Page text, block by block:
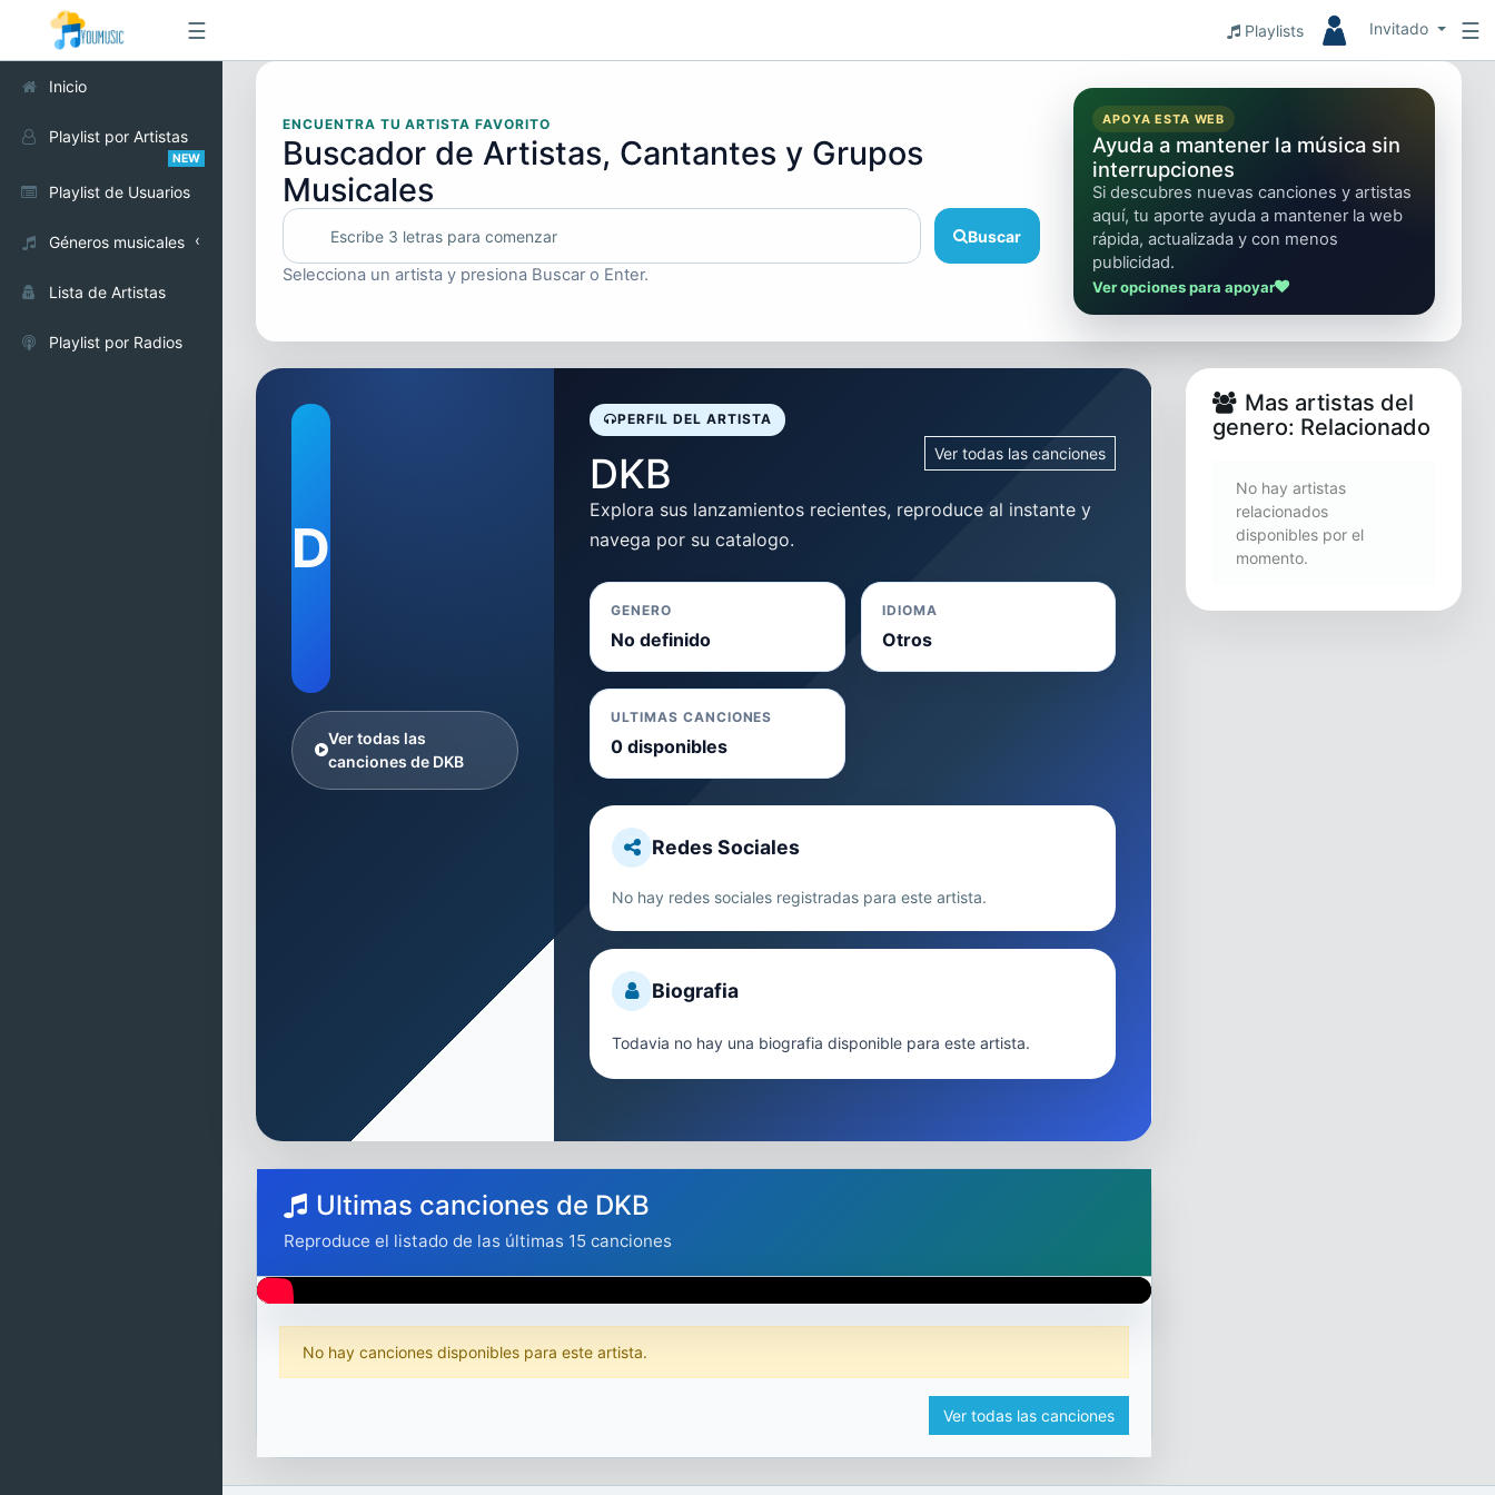
☰ Playlists Invitado ☰
Inicio
Playlist por Artistas
NEW
Playlist de Usuarios
Géneros musicales
Alternativo
Cumbia
Lista de Artistas
Playlist por Radios
ENCUENTRA TU ARTISTA FAVORITO
Buscador de Artistas, Cantantes y Grupos
Musicales
Buscar
Selecciona un artista y presiona Buscar o Enter.
APOYA ESTA WEB
Ayuda a mantener la música sin
interrupciones
Si descubres nuevas canciones y artistas
aquí, tu aporte ayuda a mantener la web
rápida, actualizada y con menos
publicidad.
Ver opciones para apoyar
D
Ver todas las
canciones de DKB
PERFIL DEL ARTISTA
DKB Ver todas las canciones
Explora sus lanzamientos recientes, reproduce al instante y
navega por su catalogo.
GENERO
No definido
IDIOMA
Otros
ULTIMAS CANCIONES
0 disponibles
Redes Sociales
No hay redes sociales registradas para este artista.
Biografia
Todavia no hay una biografia disponible para este artista.
Ultimas canciones de DKB
Reproduce el listado de las últimas 15 canciones
No hay canciones disponibles para este artista.
Ver todas las canciones
Mas artistas del
genero: Relacionado
No hay artistas
relacionados
disponibles por el
momento.